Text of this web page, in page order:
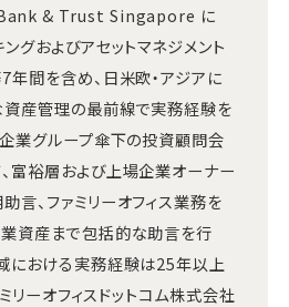
& Trust Singapore に
グおよびアセットマネジメント
間を含め、日米欧・アジアに
資産管理の最前線で実務経験を
業グループ傘下の投資顧問会
富裕層および上場企業オーナー
言、ファミリーオフィス業務を
資産まで包括的な助言を行
における実務経験は25年以上
リーオフィスドットコム株式会社